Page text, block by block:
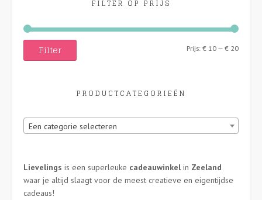
FILTER OP PRIJS
Min.
Max.
Filter Prijs: € 10 — € 20
PRODUCTCATEGORIEËN
Een categorie selecteren
Lievelings is een superleuke cadeauwinkelin Zeeland
waar je altijd slaagt voor de meest creatieve en eigentijdse
cadeaus!